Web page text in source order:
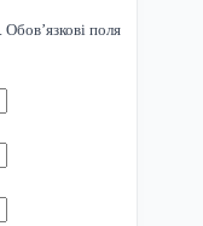
Обов’язкові поля